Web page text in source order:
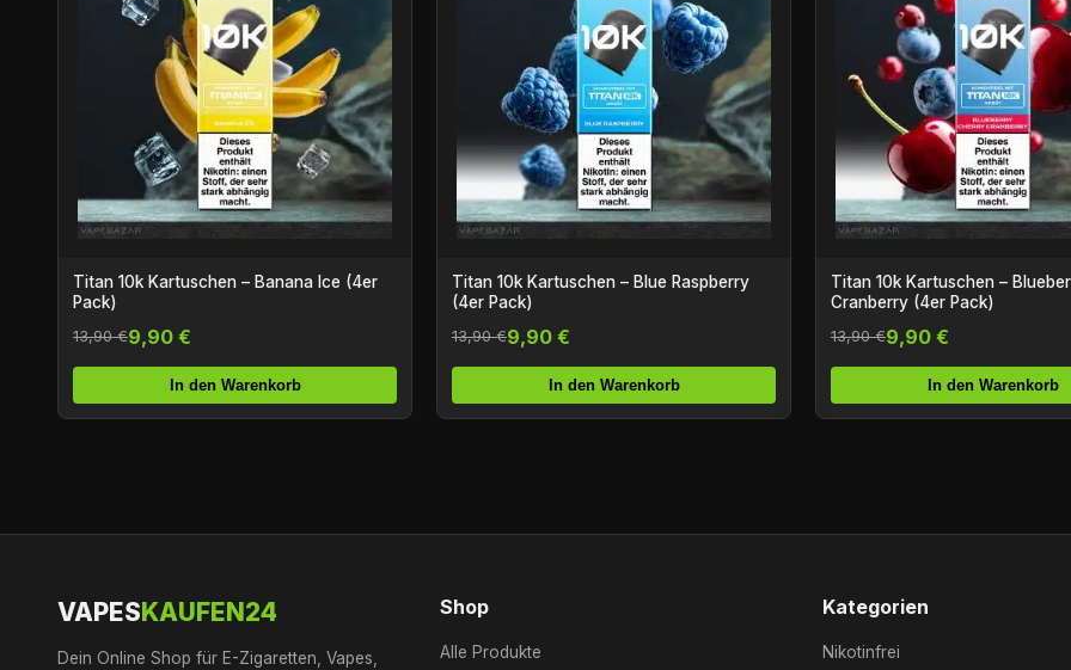
Titan 10k Kartuschen – Banana Ice (4er
Pack)
13,90 €9,90 €
In den Warenkorb
Titan 10k Kartuschen – Blue Raspberry
(4er Pack)
13,90 €9,90 €
In den Warenkorb
Titan 10k Kartuschen –
Cranberry (4er Pack)
13,90 €9,90 €
In den Warenkorb
VAPESKAUFEN24
Dein Online Shop für E-Zigaretten, Vapes,
Shop
Alle Produkte
Kategorien
Nikotinfrei